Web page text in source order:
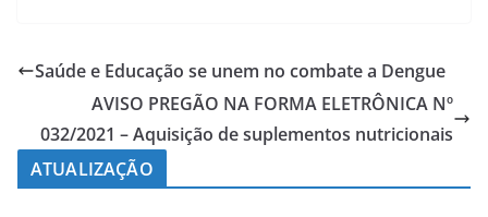
Saúde e Educação se unem no combate a Dengue
AVISO PREGÃO NA FORMA ELETRÔNICA Nº
032/2021 – Aquisição de suplementos nutricionais
ATUALIZAÇÃO